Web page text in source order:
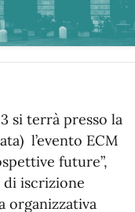
si terrà presso la
l’evento ECM
future”,
di iscrizione
organizzativa